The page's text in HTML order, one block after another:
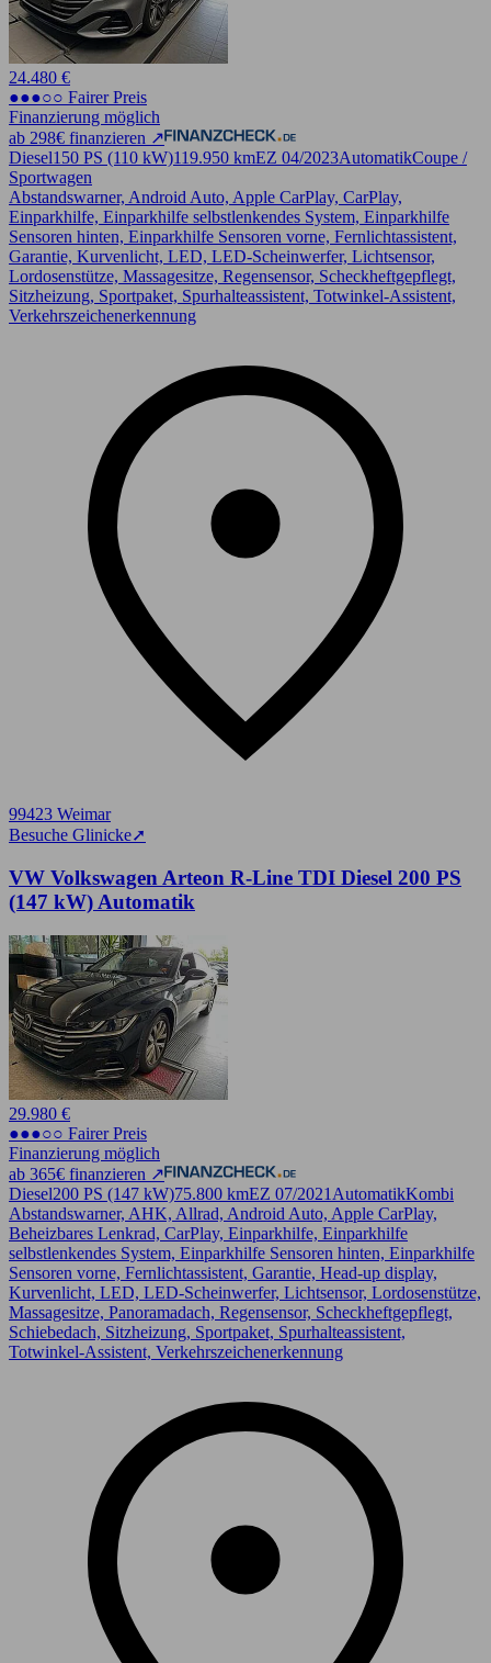
24.480 €
●●●○○ Fairer Preis
Finanzierung möglich
ab 298€ finanzieren ↗
Diesel150 PS (110 kW)119.950 kmEZ 04/2023AutomatikCoupe /
Sportwagen
Abstandswarner, Android Auto, Apple CarPlay, CarPlay,
Einparkhilfe, Einparkhilfe selbstlenkendes System, Einparkhilfe
Sensoren hinten, Einparkhilfe Sensoren vorne, Fernlichtassistent,
Garantie, Kurvenlicht, LED, LED-Scheinwerfer, Lichtsensor,
Lordosenstütze, Massagesitze, Regensensor, Scheckheftgepflegt,
Sitzheizung, Sportpaket, Spurhalteassistent, Totwinkel-Assistent,
Verkehrszeichenerkennung
99423 Weimar
Besuche Glinicke➚
VW Volkswagen Arteon R-Line TDI Diesel 200 PS
(147 kW) Automatik
29.980 €
●●●○○ Fairer Preis
Finanzierung möglich
ab 365€ finanzieren ↗
Diesel200 PS (147 kW)75.800 kmEZ 07/2021 AutomatikKombi
Abstandswarner, AHK, Allrad, Android Auto, Apple CarPlay,
Beheizbares Lenkrad, CarPlay, Einparkhilfe, Einparkhilfe
selbstlenkendes System, Einparkhilfe Sensoren hinten, Einparkhilfe
Sensoren vorne, Fernlichtassistent, Garantie, Head-up display,
Kurvenlicht, LED, LED-Scheinwerfer, Lichtsensor, Lordosenstütze,
Massagesitze, Panoramadach, Regensensor, Scheckheftgepflegt,
Schiebedach, Sitzheizung, Sportpaket, Spurhalteassistent,
Totwinkel-Assistent, Verkehrszeichenerkennung